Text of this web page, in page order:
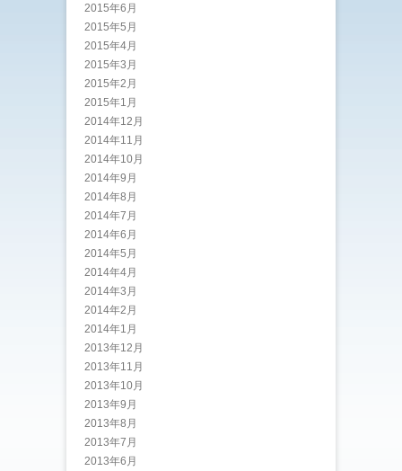
2015年6月
2015年5月
2015年4月
2015年3月
2015年2月
2015年1月
2014年12月
2014年11月
2014年10月
2014年9月
2014年8月
2014年7月
2014年6月
2014年5月
2014年4月
2014年3月
2014年2月
2014年1月
2013年12月
2013年11月
2013年10月
2013年9月
2013年8月
2013年7月
2013年6月